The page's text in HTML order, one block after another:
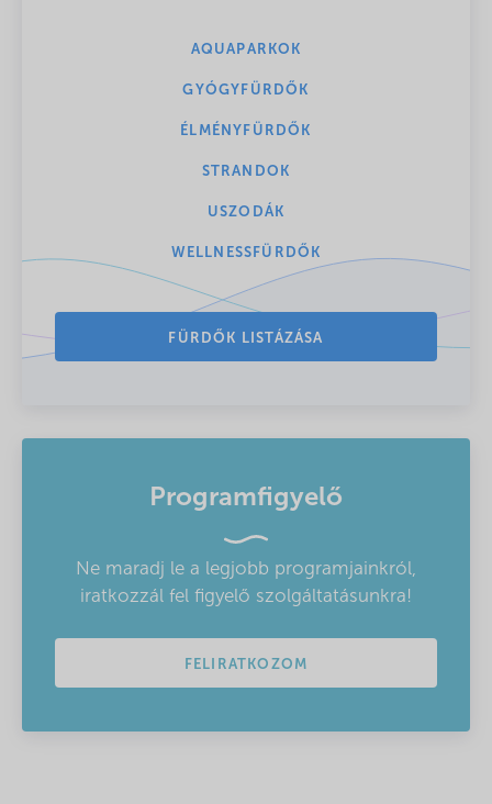
AQUAPARKOK
GYÓGYFÜRDŐK
ÉLMÉNYFÜRDŐK
STRANDOK
USZODÁK
WELLNESSFÜRDŐK
FÜRDŐK LISTÁZÁSA
Programfigyelő
Ne maradj le a legjobb programjainkról,
iratkozzál fel figyelő szolgáltatásunkra!
FELIRATKOZOM